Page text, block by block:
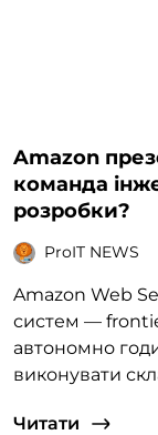
Amazon
команда
розробки?
ProIT NEWS
Amazon Web
систем —
автономно
виконувати
Читати